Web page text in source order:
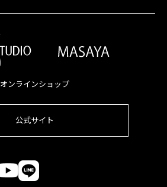
オンラインショップ
公式サイト